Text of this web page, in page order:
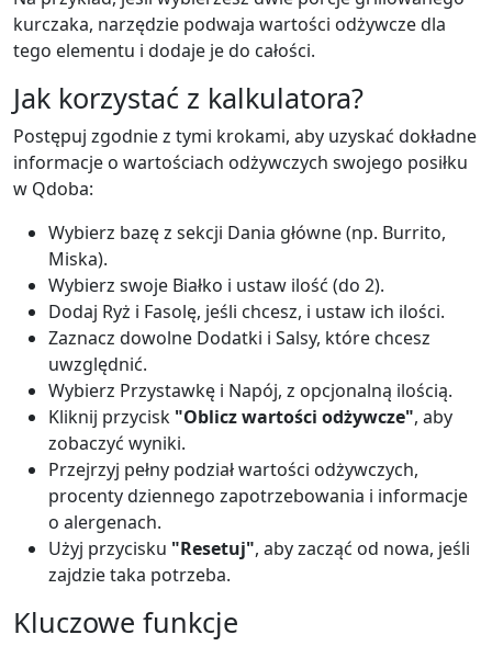
kurczaka, narzędzie podwaja wartości odżywcze dla
tego elementu i dodaje je do całości.
Jak korzystać z kalkulatora?
Postępuj zgodnie z tymi krokami, aby uzyskać dokładne
informacje o wartościach odżywczych swojego posiłku
w Qdoba:
Wybierz bazę z sekcji Dania główne (np. Burrito,
Miska).
Wybierz swoje Białko i ustaw ilość (do 2).
Dodaj Ryż i Fasolę, jeśli chcesz, i ustaw ich ilości.
Zaznacz dowolne Dodatki i Salsy, które chcesz
uwzględnić.
Wybierz Przystawkę i Napój, z opcjonalną ilością.
Kliknij przycisk "Oblicz wartości odżywcze", aby
zobaczyć wyniki.
Przejrzyj pełny podział wartości odżywczych,
procenty dziennego zapotrzebowania i informacje
o alergenach.
Użyj przycisku "Resetuj", aby zacząć od nowa, jeśli
zajdzie taka potrzeba.
Kluczowe funkcje